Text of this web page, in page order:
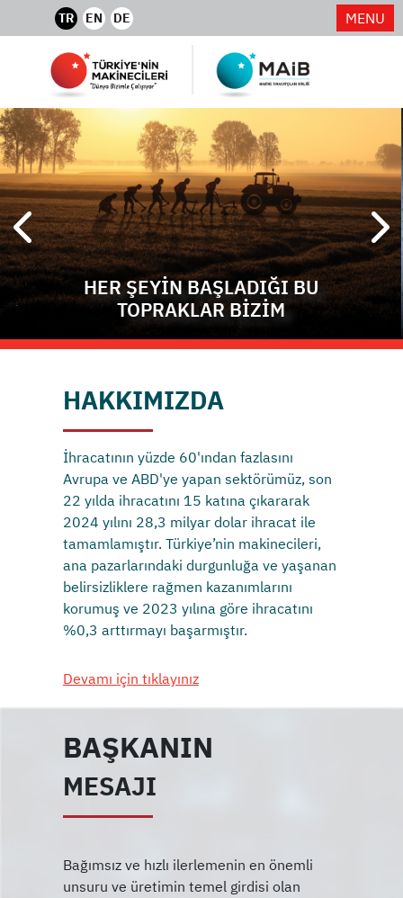
TR EN DE MENU
HER ŞEYİN BAŞLADIĞI BU
TOPRAKLAR BİZİM
HAKKIMIZDA
İhracatının yüzde 60'ından fazlasını
Avrupa ve ABD'ye yapan sektörümüz, son
22 yılda ihracatını 15 katına çıkararak
2024 yılını 28,3 milyar dolar ihracat ile
tamamlamıştır. Türkiye’nin makinecileri,
ana pazarlarındaki durgunluğa ve yaşanan
belirsizliklere rağmen kazanımlarını
korumuş ve 2023 yılına göre ihracatını
%0,3 arttırmayı başarmıştır.
Devamı için tıklayınız
BAŞKANIN
MESAJI
Bağımsız ve hızlı ilerlemenin en önemli
unsuru ve üretimin temel girdisi olan